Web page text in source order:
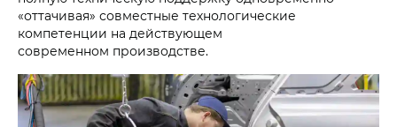
«оттачивая» совместные технологические
компетенции на действующем
современном производстве.